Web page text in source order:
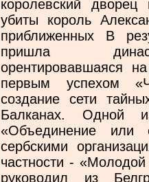
королевский
убиты король
приближенных В
пришла
орентировавшаяся
первым успехом
создание сети
Балканах. Одной
«Объединение или
сербскими
частности -
руководил из